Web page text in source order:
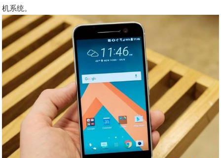
机系统。